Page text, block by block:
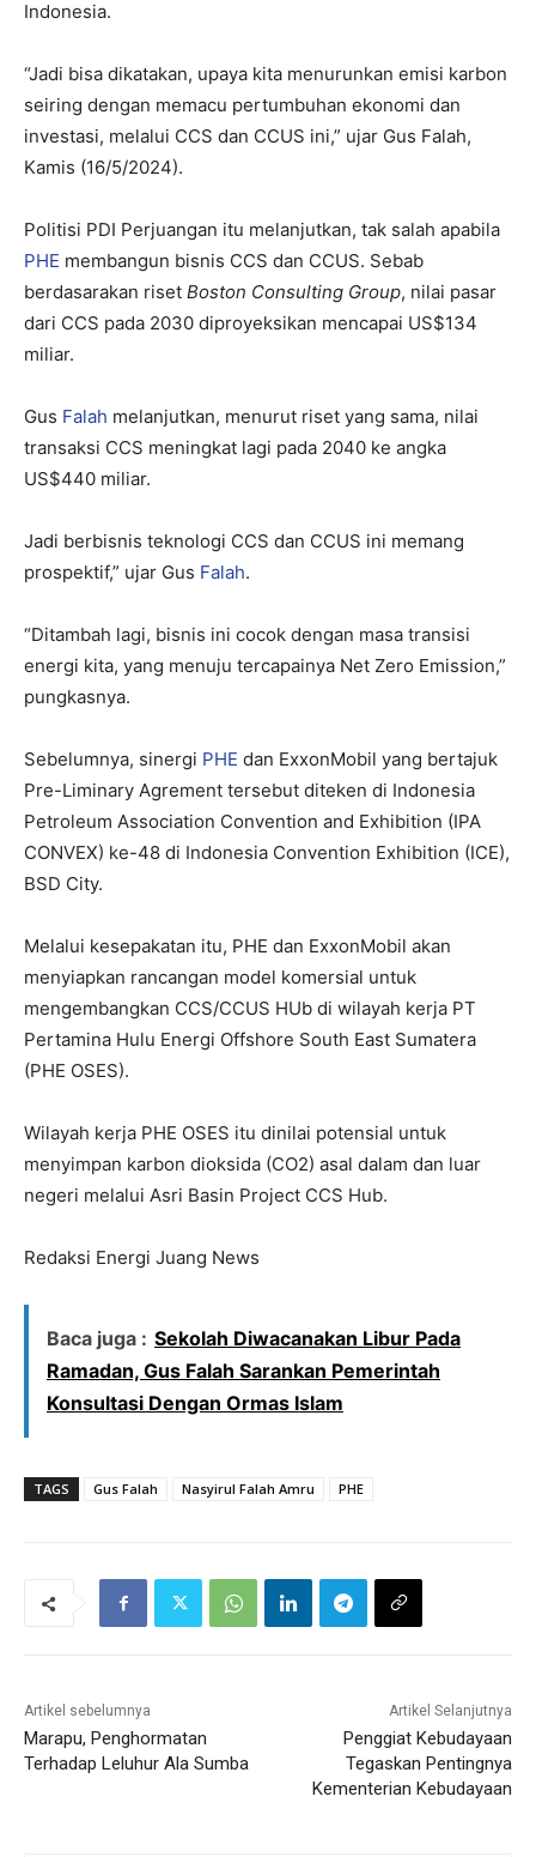
Indonesia.
“Jadi bisa dikatakan, upaya kita menurunkan emisi karbon
seiring dengan memacu pertumbuhan ekonomi dan
investasi, melalui CCS dan CCUS ini,” ujar Gus Falah,
Kamis (16/5/2024).
Politisi PDI Perjuangan itu melanjutkan, tak salah apabila
PHE membangun bisnis CCS dan CCUS. Sebab
berdasarakan riset Boston Consulting Group, nilai pasar
dari CCS pada 2030 diproyeksikan mencapai US$134
miliar.
Gus Falah melanjutkan, menurut riset yang sama, nilai
transaksi CCS meningkat lagi pada 2040 ke angka
US$440 miliar.
Jadi berbisnis teknologi CCS dan CCUS ini memang
prospektif,” ujar Gus Falah.
“Ditambah lagi, bisnis ini cocok dengan masa transisi
energi kita, yang menuju tercapainya Net Zero Emission,”
pungkasnya.
Sebelumnya, sinergi PHE dan ExxonMobil yang bertajuk
Pre-Liminary Agrement tersebut diteken di Indonesia
Petroleum Association Convention and Exhibition (IPA
CONVEX) ke-48 di Indonesia Convention Exhibition (ICE),
BSD City.
Melalui kesepakatan itu, PHE dan ExxonMobil akan
menyiapkan rancangan model komersial untuk
mengembangkan CCS/CCUS HUb di wilayah kerja PT
Pertamina Hulu Energi Offshore South East Sumatera
(PHE OSES).
Wilayah kerja PHE OSES itu dinilai potensial untuk
menyimpan karbon dioksida (CO2) asal dalam dan luar
negeri melalui Asri Basin Project CCS Hub.
Redaksi Energi Juang News
Baca juga : Sekolah Diwacanakan Libur Pada
Ramadan, Gus Falah Sarankan Pemerintah
Konsultasi Dengan Ormas Islam
TAGS Gus Falah Nasyirul Falah Amru PHE
Artikel sebelumnya
Marapu, Penghormatan
Terhadap Leluhur Ala Sumba
Artikel Selanjutnya
Penggiat Kebudayaan
Tegaskan Pentingnya
Kementerian Kebudayaan